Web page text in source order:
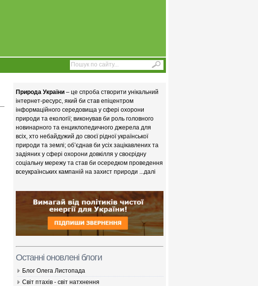
Природа України – це спроба створити унікальний
інтернет-ресурс, який би став епіцентром
інформаційного середовища у сфері охорони
природи та екології; виконував би роль головного
новинарного та енциклопедичного джерела для
всіх, хто небайдужий до своєї рідної української
природи та землі; об’єднав би усіх зацікавлених та
задіяних у сфері охорони довкілля у своєрідну
соціальну мережу та став би осередком проведення
всеукраїнських кампаній на захист природи ...далі
Останні оновлені блоги
Блог Олега Листопада
Світ птахів - світ натхнення